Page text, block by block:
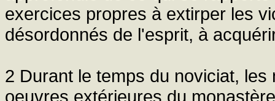
exercices propres à extirper les
désordonnés de l'esprit, à
2 Durant le temps du noviciat,
oeuvres extérieures du